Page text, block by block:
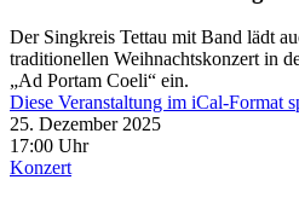
Der Singkreis Tettau mit Band lädt
traditionellen Weihnachtskonzert in
„Ad Portam Coeli“ ein.
Diese Veranstaltung im iCal-Format
25. Dezember 2025
17:00 Uhr
Konzert